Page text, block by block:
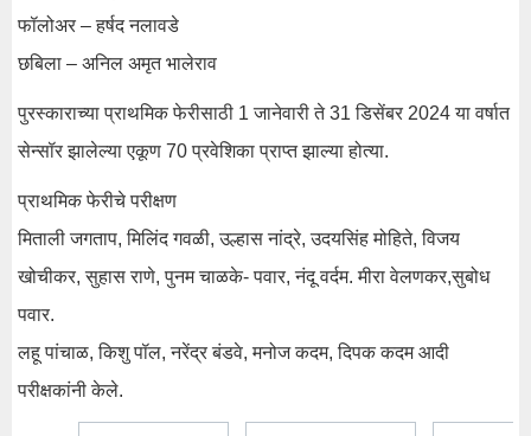
फॉलोअर – हर्षद नलावडे
छबिला – अनिल अमृत भालेराव
पुरस्काराच्या प्राथमिक फेरीसाठी 1 जानेवारी ते 31 डिसेंबर 2024 या वर्षात
सेन्सॉर झालेल्या एकूण 70 प्रवेशिका प्राप्त झाल्या होत्या.
प्राथमिक फेरीचे परीक्षण
मिताली जगताप, मिलिंद गवळी, उल्हास नांद्रे, उदयसिंह मोहिते, विजय
खोचीकर, सुहास राणे, पुनम चाळके- पवार, नंदू वर्दम. मीरा वेलणकर,सुबोध
पवार.
लहू पांचाळ, किशु पॉल, नरेंद्र बंडवे, मनोज कदम, दिपक कदम आदी
परीक्षकांनी केले.